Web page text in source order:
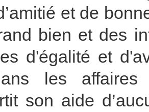
et de
bien et des
d'égalité et
les affaires
son aide